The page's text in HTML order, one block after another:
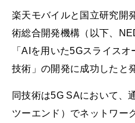
楽天モバイルと国立研究開
術総合開発機構（以下、
「AIを用いた5Gスライス
技術」の開発に成功したと
同技術は5G SAにおいて、
ツーエンド）でネットワー